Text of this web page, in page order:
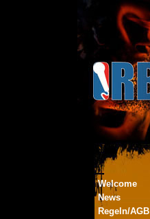
Welcome
News
Regeln/AGB